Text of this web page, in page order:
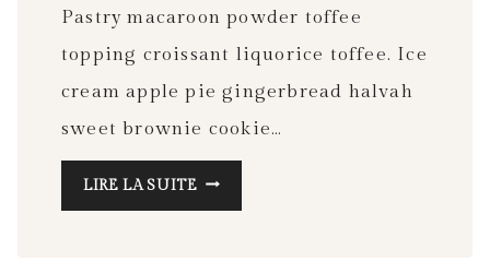
Pastry macaroon powder toffee
topping croissant liquorice toffee. Ice
cream apple pie gingerbread halvah
sweet brownie cookie…
LIRE LA SUITE HOW
SLEEPING